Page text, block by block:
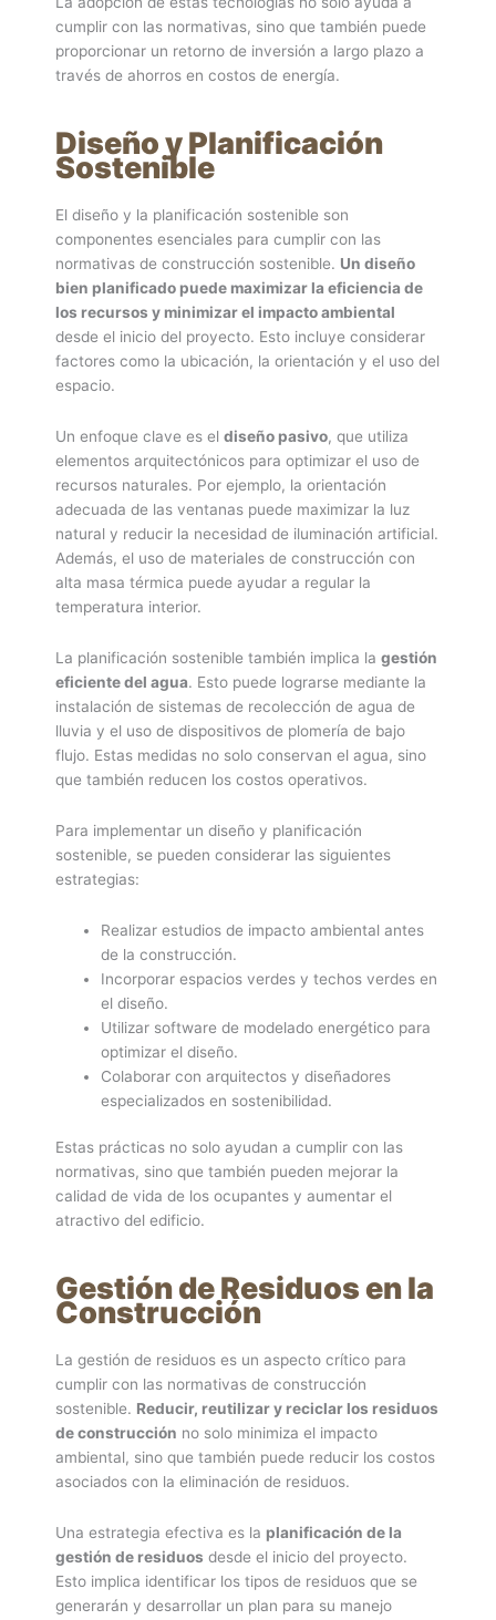
cumplir con las normativas, sino que también puede
proporcionar un retorno de inversión a largo plazo a
través de ahorros en costos de energía.
Diseño y Planificación
Sostenible
El diseño y la planificación sostenible son
componentes esenciales para cumplir con las
normativas de construcción sostenible. Un diseño
bien planificado puede maximizar la eficiencia de
los recursos y minimizar el impacto ambiental
desde el inicio del proyecto. Esto incluye considerar
factores como la ubicación, la orientación y el uso del
espacio.
Un enfoque clave es el diseño pasivo, que utiliza
elementos arquitectónicos para optimizar el uso de
recursos naturales. Por ejemplo, la orientación
adecuada de las ventanas puede maximizar la luz
natural y reducir la necesidad de iluminación artificial.
Además, el uso de materiales de construcción con
alta masa térmica puede ayudar a regular la
temperatura interior.
La planificación sostenible también implica la gestión
eficiente del agua. Esto puede lograrse mediante la
instalación de sistemas de recolección de agua de
lluvia y el uso de dispositivos de plomería de bajo
flujo. Estas medidas no solo conservan el agua, sino
que también reducen los costos operativos.
Para implementar un diseño y planificación
sostenible, se pueden considerar las siguientes
estrategias:
Realizar estudios de impacto ambiental antes
de la construcción.
Incorporar espacios verdes y techos verdes en
el diseño.
Utilizar software de modelado energético para
optimizar el diseño.
Colaborar con arquitectos y diseñadores
especializados en sostenibilidad.
Estas prácticas no solo ayudan a cumplir con las
normativas, sino que también pueden mejorar la
calidad de vida de los ocupantes y aumentar el
atractivo del edificio.
Gestión de Residuos en la
Construcción
La gestión de residuos es un aspecto crítico para
cumplir con las normativas de construcción
sostenible. Reducir, reutilizar y reciclar los residuos
de construcción no solo minimiza el impacto
ambiental, sino que también puede reducir los costos
asociados con la eliminación de residuos.
Una estrategia efectiva es la planificación de la
gestión de residuos desde el inicio del proyecto.
Esto implica identificar los tipos de residuos que se
generarán y desarrollar un plan para su manejo